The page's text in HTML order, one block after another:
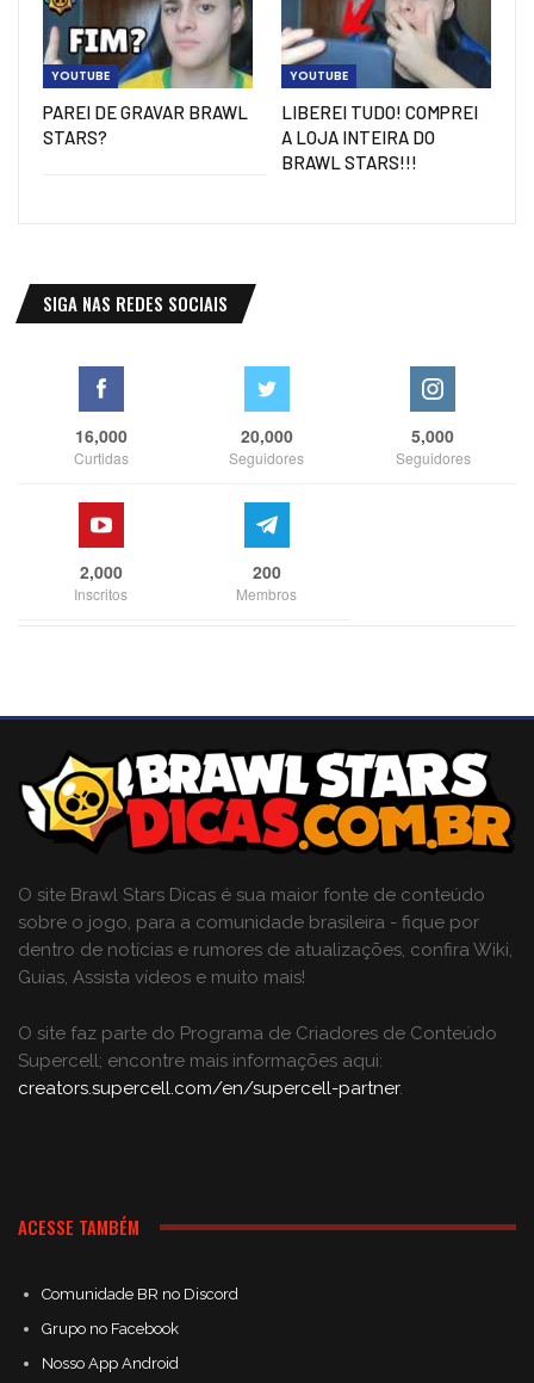
YOUTUBE
PAREI DE GRAVAR BRAWL
STARS?
YOUTUBE
LIBEREI TUDO! COMPREI
A LOJA INTEIRA DO
BRAWL STARS!!!
SIGA NAS REDES SOCIAIS
16,000
Curtidas
20,000
Seguidores
5,000
Seguidores
2,000
Inscritos
200
Membros
O site Brawl Stars Dicas é sua maior fonte de conteúdo
sobre o jogo, para a comunidade brasileira - fique por
dentro de notícias e rumores de atualizações, confira Wiki,
Guias, Assista vídeos e muito mais!
O site faz parte do Programa de Criadores de Conteúdo
Supercell; encontre mais informações aqui:
creators.supercell.com/en/supercell-partner.
ACESSE TAMBÉM
Comunidade BR no Discord
Grupo no Facebook
Nosso App Android